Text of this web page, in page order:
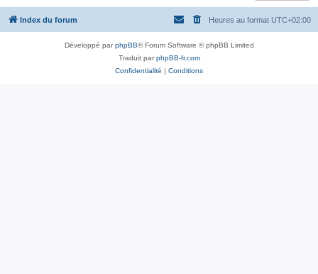
Index du forum Heures au format UTC+02:00
Développé parphpBB® Forum Software © phpBB Limited
Traduit parphpBB-fr.com
Confidentialité | Conditions